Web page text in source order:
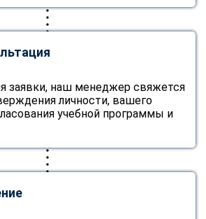
заявки, наш менеджер свяжется
личности, вашего
учебной программы и